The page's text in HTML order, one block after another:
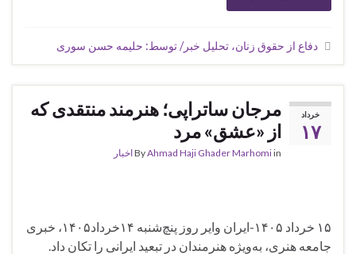
دفاع از حقوق زنان، تحلیل خبر/ توسط: حلیمه حسن سوری
خرداد
۱۷
مرجان ساتراپی؛ هنرمند منتقدی که
از «عشق» مرد
ByAhmad Haji Ghader Marhomiin اخبار
۱۵ خرداد ۱۴۰۵-ایران وایر روز پنچ‌شنبه ۱۴خرداد۱۴۰۵، خبری
جامعه هنری، به‌ویژه هنرمندان در تبعید ایرانی را تکان داد.